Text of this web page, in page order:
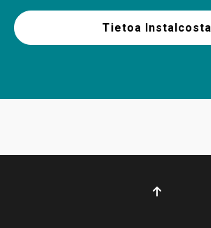
Tietoa Instalcosta